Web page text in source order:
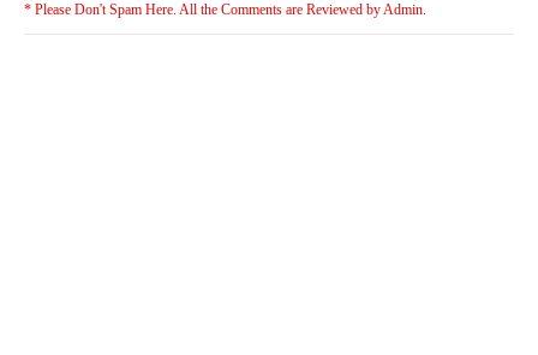
* Please Don't Spam Here. All the Comments are Reviewed by Admin.